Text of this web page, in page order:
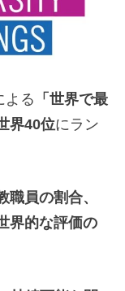
よる 「世界で最
界40位にラン
職員の割合、
界的な評価の